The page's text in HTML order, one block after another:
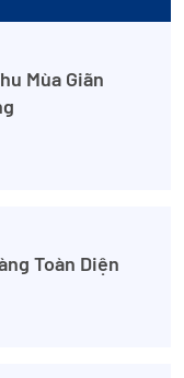
Mùa Giãn
Toàn Diện